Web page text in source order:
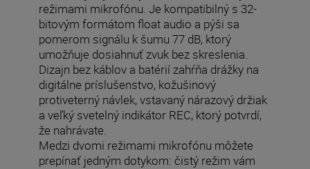
režimami mikrofónu. Je kompatibilný s 32-
bitovým formátom float audio a pýši sa
pomerom signálu k šumu 77 dB, ktorý
umožňuje dosiahnuť zvuk bez skreslenia.
Dizajn bez káblov a batérií zahŕňa drážky na
digitálne príslušenstvo, kožušinový
protiveterný návlek, vstavaný nárazový držiak
a veľký svetelný indikátor REC, ktorý potvrdí,
že nahrávate.
Medzi dvomi režimami mikrofónu môžete
prepínať jedným dotykom: čistý režim vám